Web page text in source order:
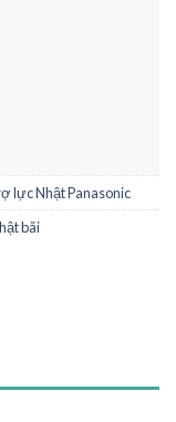
lực Nhật Panasonic
bãi